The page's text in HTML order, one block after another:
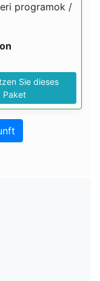
programok /
Sie dieses
Paket